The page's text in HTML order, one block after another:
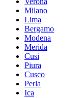
Milano
Lima
Bergamo
Modena
Merida
Cusi
Piura
Cusco
Perla
Ica